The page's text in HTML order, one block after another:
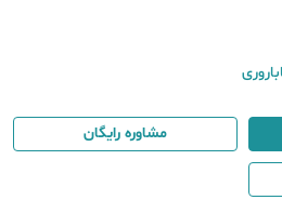
مشاوره رایگان